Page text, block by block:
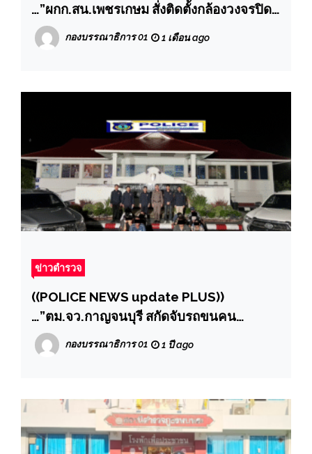
…”ผกก.สน.เพชรเกษม สั่งติดตั้งกล้องวงจรปิด
เพิ่มซุ่มดูแกงค์ลักรถจักรยานยนต์สุดท้าย รวบ
ได้ยกแก้งค์ขยายผลก่อเหตุโชกโชน ทั้งฝั่ง
กองบรรณาธิการ 01 1 เดือน ago
ข่าวตำรวจ
((POLICE NEWS update PLUS))
…”ตม.จว.กาญจนบุรี สกัดจับรถขนคน
ต่างด้าวผิดกฎหมาย เขตพื้นที่อ.สังขละบุรี
จว.กาญจนบุรี
กองบรรณาธิการ 01 1 ปี ago